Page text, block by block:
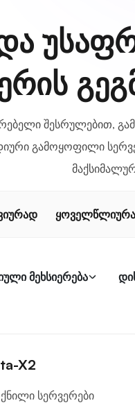
შესრულებით,
გამოყოფილი
მეხსიერება
X2
სერვერები